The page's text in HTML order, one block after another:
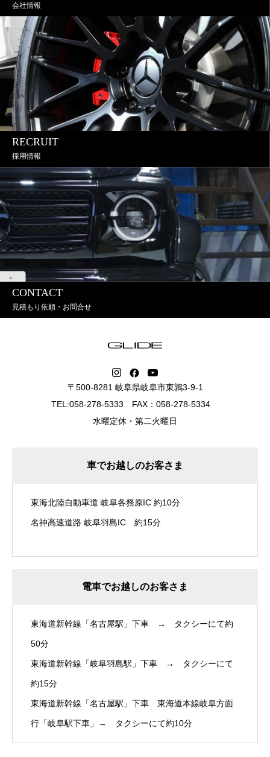
会社情報
RECRUIT
採用情報
CONTACT
見積もり依頼・お問合せ
〒500-8281 岐阜県岐阜市東鶉3-9-1
TEL:058-278-5333 FAX：058-278-5334
水曜定休・第二火曜日
車でお越しのお客さま
東海北陸自動車道 岐阜各務原IC 約10分
名神高速道路 岐阜羽島IC 約15分
電車でお越しのお客さま
東海道新幹線「名古屋駅」下車 → タクシーにて約
50分
東海道新幹線「岐阜羽島駅」下車 → タクシーにて
約15分
東海道新幹線「名古屋駅」下車 東海道本線岐阜方面
行「岐阜駅下車」→ タクシーにて約10分